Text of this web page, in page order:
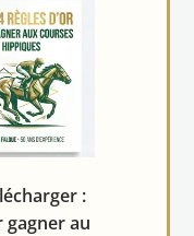
:
gagner au